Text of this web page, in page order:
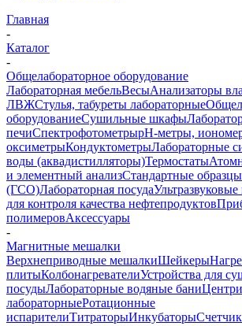
Главная
-
Каталог
-
Общелабораторное оборудование
Лабораторная мебельВесыАнализаторы
ЛВЖСтулья, табуреты лабораторные
оборудованиеСушильные шкафы
печиСпектрофотометрыpH-метры,
оксиметрыКондуктометрыЛабораторные
воды (аквадистилляторы)Термостаты
и элементный анализСтандартные образцы
(ГСО)Лабораторная посуда
для контроля качества нефтепродуктов
полимеровАксессуары
-
Магнитные мешалки
Верхнеприводные мешалкиШейкеры
плитыКолбонагревателиУстройства для
посудыЛабораторные водяные бани
лабораторныеРотационные
испарителиТитраторыИнкубаторы